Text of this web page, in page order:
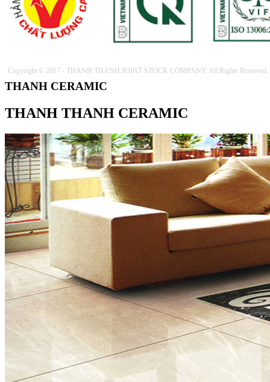
Copyright © 2017 - THANH THANH JOINT STOCK COMPANY. All Rights Reserved.
THANH CERAMIC
THANH THANH CERAMIC